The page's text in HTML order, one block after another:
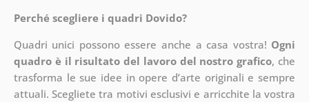
Perché scegliere i quadri Dovido?
Quadri unici possono essere anche a casa vostra! Ogni
quadro è il risultato del lavoro del nostro grafico, che
trasforma le sue idee in opere d’arte originali e sempre
attuali. Scegliete tra motivi esclusivi e arricchite la vostra